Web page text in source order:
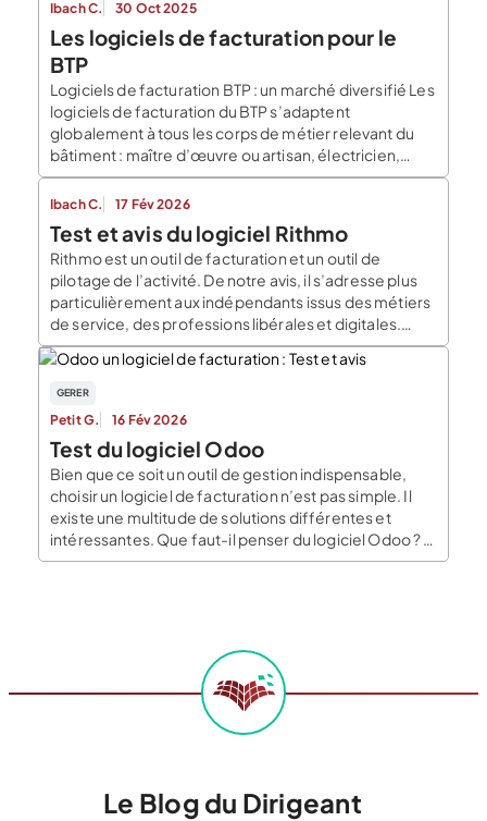
Ibach C. 30 Oct 2025
Les logiciels de facturation pour le
BTP
Logiciels de facturation BTP : un marché diversifié Les
logiciels de facturation du BTP s’adaptent
globalement à tous les corps de métier relevant du
bâtiment : maître d’œuvre ou artisan, électricien,
plaquiste, terrassier, peintre, menuisier, maçon,
paysagiste, etc. … Toutefois, si ces outils s’adressent
forcément […]
Ibach C. 17 Fév 2026
Test et avis du logiciel Rithmo
Rithmo est un outil de facturation et un outil de
pilotage de l’activité. De notre avis, il s’adresse plus
particulièrement aux indépendants issus des métiers
de service, des professions libérales et digitales.
Rithmo constitue une réelle valeur ajoutée en
apportant l’automatisation de la facturation, la
centralisation des informations clients, l’analyse des
données financières avec des […]
GERER
Petit G. 16 Fév 2026
Test du logiciel Odoo
Bien que ce soit un outil de gestion indispensable,
choisir un logiciel de facturation n’est pas simple. Il
existe une multitude de solutions différentes et
intéressantes. Que faut-il penser du logiciel Odoo ? À
qui s’adresse-t-il ? Quelles sont ses principales
Le Blog du Dirigeant